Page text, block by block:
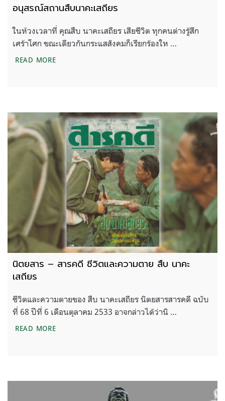
อนุสรณ์สถานสืบนาคะเสถียร
ในห้วงเวลาที่ คุณสืบ นาคะเสถียร เสียชีวิต ทุกคนต่างรู้สึก
เศร้าโศก ขณะเดียวกันกระแสสังคมก็เรียกร้องให …
READ MOREอนุสรณ์สถานสืบนาคะเสถียร
นิตยสาร – สารคดี ชีวิตและความตาย สืบ นาคะ
เสถียร
ชีวิตและความตายของ สืบ นาคะเสถียร นิตยสารสารคดี ฉบับ
ที่ 68 ปีที่ 6 เดือนตุลาคม 2533 อาจกล่าวได้ว่านิ …
READ MOREนิตยสาร – สารคดี ชีวิตและความตาย สืบ นาคะเสถียร